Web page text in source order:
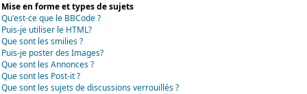
Mise en forme et types de sujets
Qu'est-ce que le BBCode ?
Puis-je utiliser le HTML?
Que sont les smilies ?
Puis-je poster des Images?
Que sont les Annonces ?
Que sont les Post-it ?
Que sont les sujets de discussions verrouillés ?